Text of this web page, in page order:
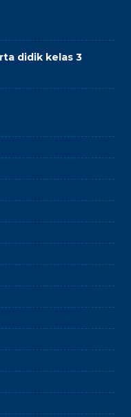
didik kelas 3